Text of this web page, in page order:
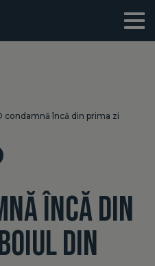
condamnă încă din prima zi
ÎNCĂ DIN
DIN